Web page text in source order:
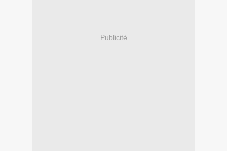
Publicité